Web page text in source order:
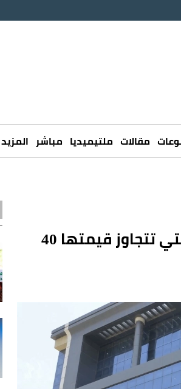
مقالات ملتيميديا مباشر المزيد
إلزام المسافرين بالإفصاح عن الذهب والمجوهرات التي تتجاوز قيمتها 40